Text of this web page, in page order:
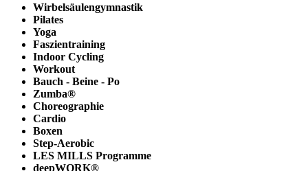
Wirbelsäulengymnastik
Pilates
Yoga
Faszientraining
Indoor Cycling
Workout
Bauch - Beine - Po
Zumba®
Choreographie
Cardio
Boxen
Step-Aerobic
LES MILLS Programme
deepWORK®